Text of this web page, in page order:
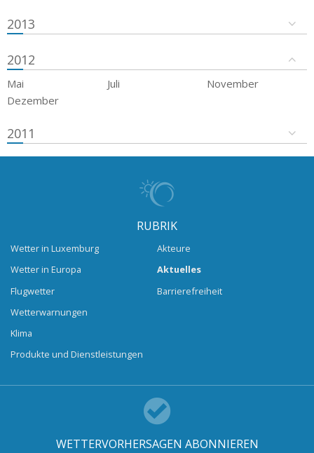
2013
2012
Mai Juli
November
Dezember
2011
RUBRIK
Wetter in Luxemburg
Wetter in Europa
Flugwetter
Wetterwarnungen
Klima
Produkte und Dienstleistungen
Akteure
Aktuelles
Barrierefreiheit
WETTERVORHERSAGEN ABONNIEREN